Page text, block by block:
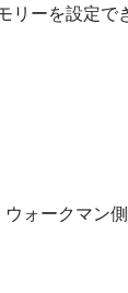
ーを設定で
ォークマン